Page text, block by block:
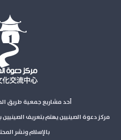
أحد مشاريع جمعية طريق
مركز دعوة الصينيين يهتم بتعريف
بالإسلام ونشر